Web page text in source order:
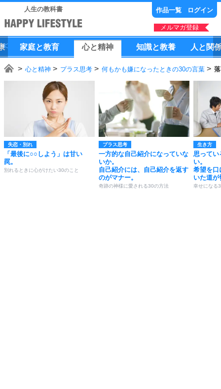
人生の教科書 作品一覧 ログイン
メルマガ登録
家庭と教育 心と精神 知識と教養 人 と 関
心と精神 プラス思考 何もかも嫌になったときの30の言葉
失恋・別れ
「最後に○○しよう」は甘い
罠。
別れるときに心がけたい30のこと
プラス思考
一方的な自己紹介になっていな
いか。
自己紹介には、自己紹介を返す
のがマナー。
奇跡の神様に愛される30の方法
生き方
思ってい
い。
希望を口
いた道が
幸せになる